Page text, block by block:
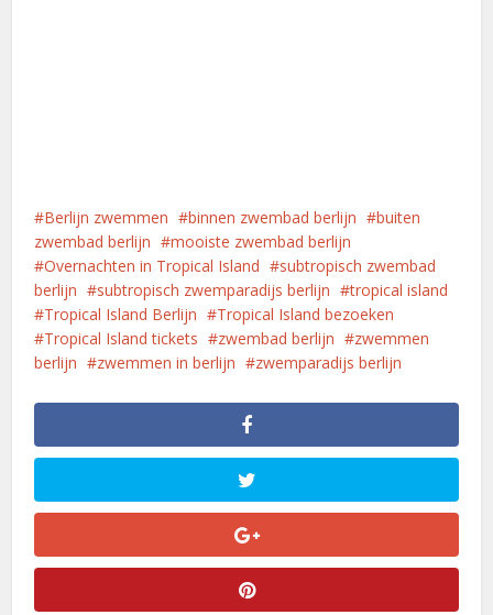
Berlijn zwemmen binnen zwembad berlijn
buiten
zwembad berlijn
mooiste zwembad berlijn
Overnachten in Tropical Island
subtropisch zwembad
berlijn
subtropisch zwemparadijs berlijn
tropical island
Tropical Island Berlijn
Tropical Island bezoeken
Tropical Island tickets
zwembad berlijn
zwemmen
berlijn
zwemmen in berlijn zwemparadijs berlijn